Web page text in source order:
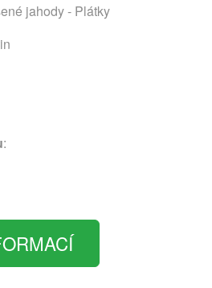
jahody - Plátky
: